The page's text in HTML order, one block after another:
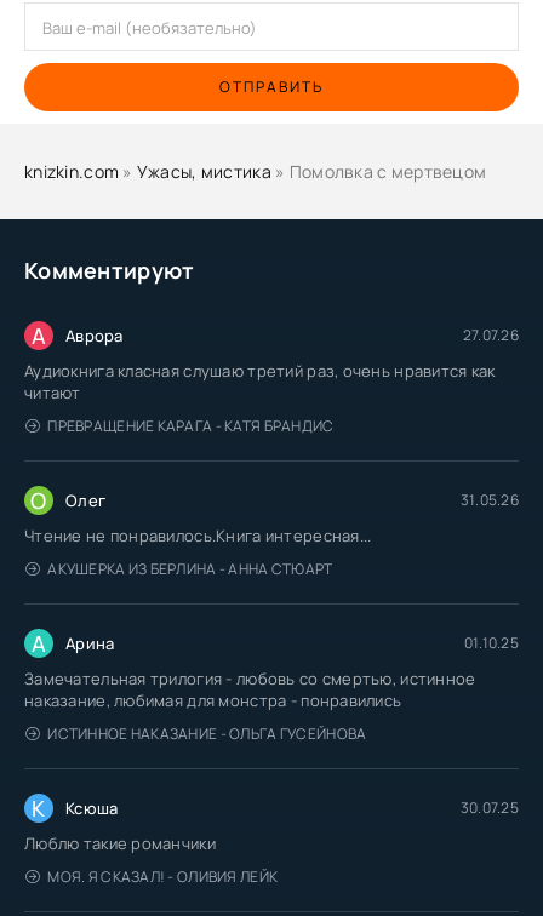
Комментируют
А Аврора 27.07.26
Аудиокнига класная слушаю третий раз, очень нравится как
читают
ПРЕВРАЩЕНИЕ КАРАГА - КАТЯ БРАНДИС
О Олег 31.05.26
Чтение не понравилось.Книга интересная...
АКУШЕРКА ИЗ БЕРЛИНА - АННА СТЮАРТ
А Арина 01.10.25
Замечательная трилогия - любовь со смертью, истинное
наказание, любимая для монстра - понравились
ИСТИННОЕ НАКАЗАНИЕ - ОЛЬГА ГУСЕЙНОВА
К Ксюша 30.07.25
Люблю такие романчики
МОЯ. Я СКАЗАЛ! - ОЛИВИЯ ЛЕЙК
ОТПРАВИТЬ
knizkin.com » Ужасы, мистика » Помолвка с мертвецом